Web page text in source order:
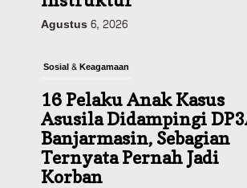
Agustus 6, 2026
Sosial & Keagamaan
16 Pelaku Anak Kasus
Asusila Didampingi
Banjarmasin, Sebagian
Ternyata Pernah Jadi
Korban